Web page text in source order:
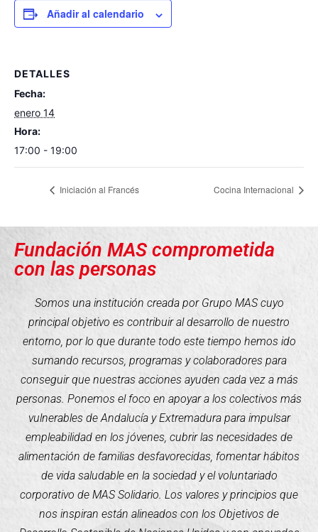
Añadir al calendario
DETALLES
Fecha:
enero 14
Hora:
17:00 - 19:00
Iniciación al Francés Cocina Internacional
Fundación MAS comprometida
con las personas
Somos una institución creada por Grupo MAS cuyo
principal objetivo es contribuir al desarrollo de nuestro
entorno, por lo que durante todo este tiempo hemos ido
sumando recursos, programas y colaboradores para
conseguir que nuestras acciones ayuden cada vez a más
personas. Ponemos el foco en apoyar a los colectivos más
vulnerables de Andalucía y Extremadura para impulsar
empleabilidad en los jóvenes, cubrir las necesidades de
alimentación de familias desfavorecidas, fomentar hábitos
de vida saludable en la sociedad y el voluntariado
corporativo de MAS Solidario. Los valores y principios que
nos inspiran están alineados con los Objetivos de